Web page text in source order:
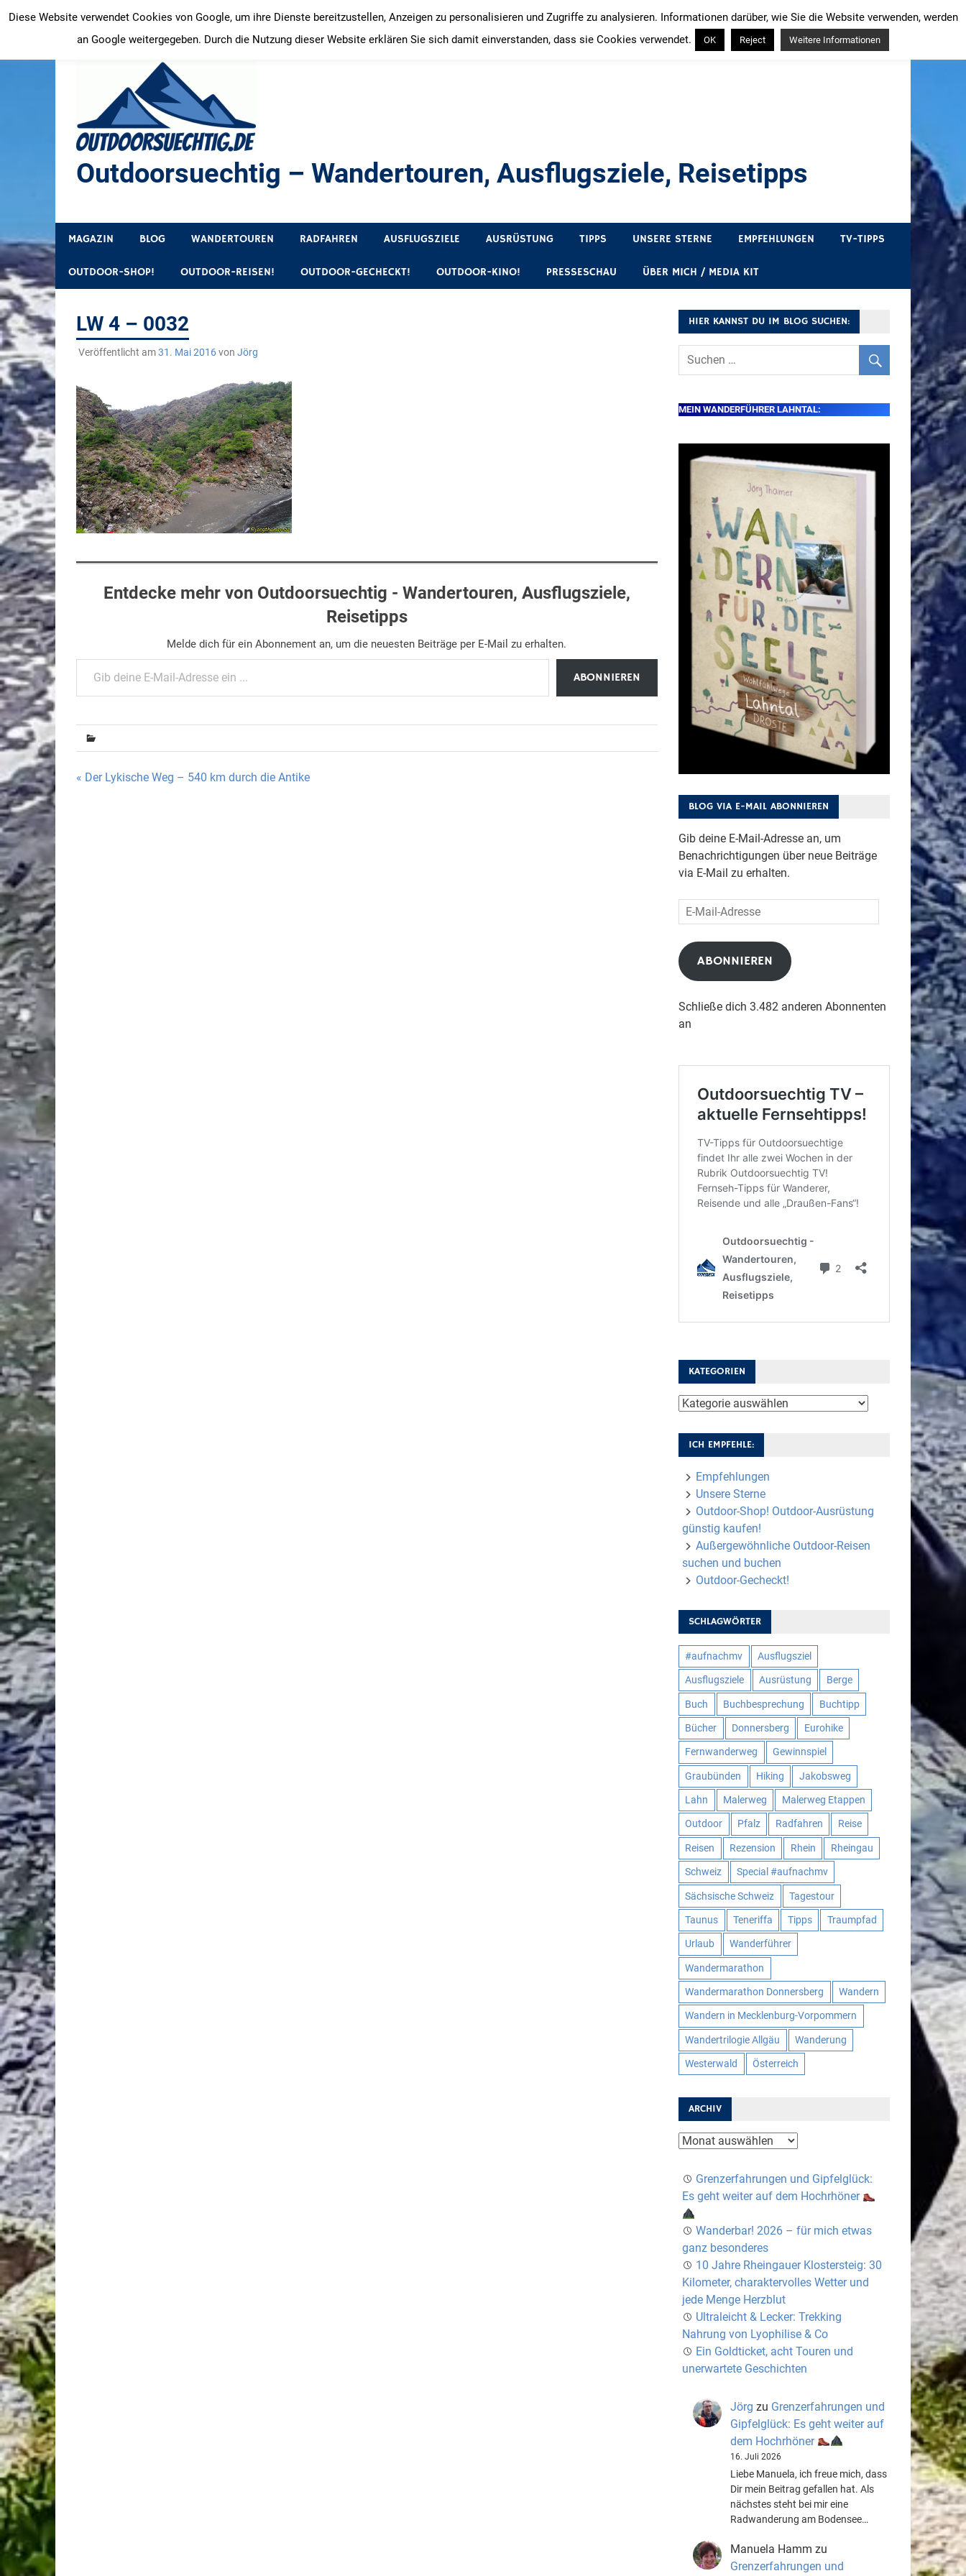
Inhalt
springen
Outdoorsuechtig – Wandertouren, Ausflugsziele, Reisetipps
MAGAZIN BLOG WANDERTOUREN RADFAHREN AUSFLUGSZIELE AUSRÜSTUNG TIPPS UNSERE STERNE EMPFEHLUNGEN TV-TIPPS
OUTDOOR-SHOP! OUTDOOR-REISEN! OUTDOOR-GECHECKT! OUTDOOR-KINO! PRESSESCHAU ÜBER MICH / MEDIA KIT
LW 4 – 0032
Veröffentlicht am31. Mai 2016von Jörg
Entdecke mehr von Outdoorsuechtig - Wandertouren, Ausflugsziele,
Reisetipps
Melde dich für ein Abonnement an, um die neuesten Beiträge per E-Mail zu erhalten.
Gib deine E-Mail-Adresse ein ...
ABONNIEREN
Beitragsnavigation
« Der Lykische Weg – 540 km durch die Antike
HIER KANNST DU IM BLOG SUCHEN:
MEIN WANDERFÜHRER LAHNTAL:
BLOG VIA E-MAIL ABONNIEREN
Gib deine E-Mail-Adresse an, um
Benachrichtigungen über neue Beiträge
via E-Mail zu erhalten.
E-
Mail-
Adresse
ABONNIEREN
Schließe dich 3.482 anderen Abonnenten
an
KATEGORIEN
Kategorien
ICH EMPFEHLE:
Empfehlungen
Unsere Sterne
Outdoor-Shop! Outdoor-Ausrüstung
günstig kaufen!
Außergewöhnliche Outdoor-Reisen
suchen und buchen
Outdoor-Gecheckt!
SCHLAGWÖRTER
#aufnachmv Ausflugsziel
Ausflugsziele Ausrüstung Berge
Buch Buchbesprechung Buchtipp
Bücher Donnersberg Eurohike
Fernwanderweg Gewinnspiel
Graubünden Hiking Jakobsweg
Lahn Malerweg Malerweg Etappen
Outdoor Pfalz Radfahren Reise
Reisen Rezension Rhein Rheingau
Schweiz Special #aufnachmv
Sächsische Schweiz Tagestour
Taunus Teneriffa Tipps Traumpfad
Urlaub Wanderführer
Wandermarathon
Wandermarathon Donnersberg Wandern
Wandern in Mecklenburg-Vorpommern
Wandertrilogie Allgäu Wanderung
Westerwald Österreich
ARCHIV
Archiv
Grenzerfahrungen und Gipfelglück:
Es geht weiter auf dem Hochrhöner
Wanderbar! 2026 – für mich etwas
ganz besonderes
10 Jahre Rheingauer Klostersteig: 30
Kilometer, charaktervolles Wetter und
jede Menge Herzblut
Ultraleicht & Lecker: Trekking
Nahrung von Lyophilise & Co
Ein Goldticket, acht Touren und
unerwartete Geschichten
Jörg zu Grenzerfahrungen und
Gipfelglück: Es geht weiter auf
dem Hochrhöner
16. Juli 2026
Liebe Manuela, ich freue mich, dass
Dir mein Beitrag gefallen hat. Als
nächstes steht bei mir eine
Radwanderung am Bodensee…
Manuela Hamm zu
Grenzerfahrungen und
Diese Website verwendet Cookies von Google, um ihre Dienste bereitzustellen, Anzeigen zu personalisieren und Zugriffe zu analysieren. Informationen darüber, wie Sie die Website verwenden, werden
an Google weitergegeben. Durch die Nutzung dieser Website erklären Sie sich damit einverstanden, dass sie Cookies verwendet.
OK Reject Weitere Informationen